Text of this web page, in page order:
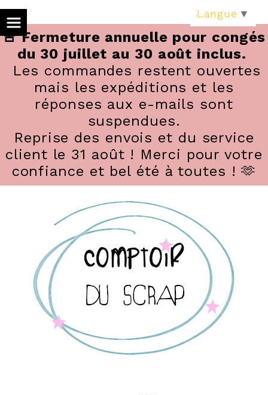
🚨 Fermeture annuelle pour congés
du 30 juillet au 30 août inclus.
Les commandes restent ouvertes
mais les expéditions et les
réponses aux e-mails sont
suspendues.
Reprise des envois et du service
client le 31 août ! Merci pour votre
confiance et bel été à toutes ! 🫶
Langue ▼